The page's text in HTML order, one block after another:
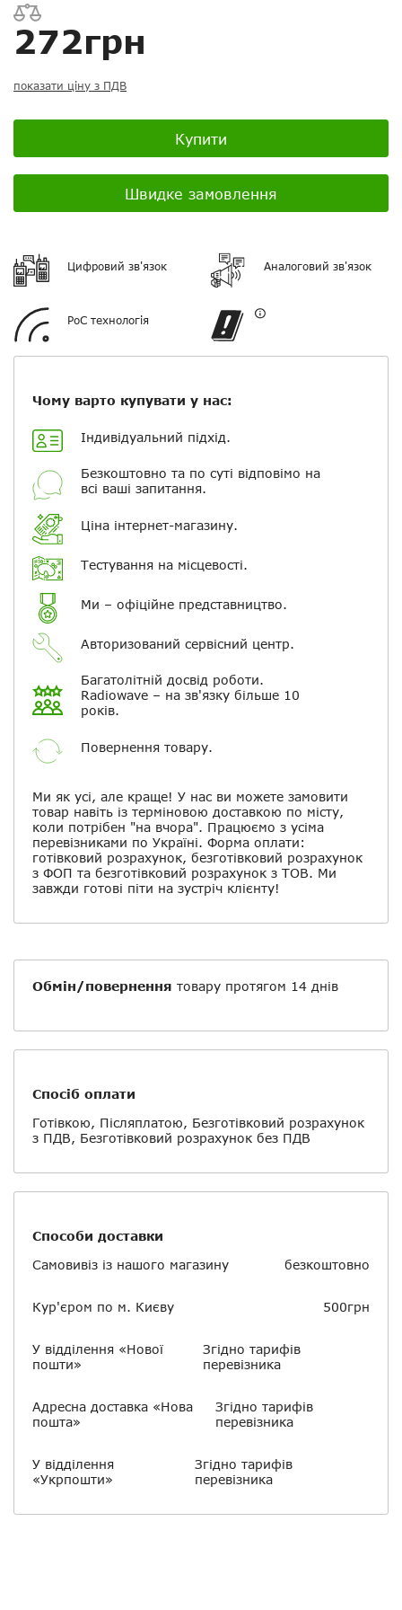
272грн
показати ціну з ПДВ
Купити
Швидке замовлення
Цифровий зв'язок Аналоговий зв'язок
PoC технологія
Чому варто купувати у нас:
Індивідуальний підхід.
Безкоштовно та по суті відповімо на
всі ваші запитання.
Ціна інтернет-магазину.
Тестування на місцевості.
Ми – офіційне представництво.
Авторизований сервісний центр.
Багатолітній досвід роботи.
Radiowave – на зв'язку більше 10
років.
Повернення товару.
Ми як усі, але краще! У нас ви можете замовити
товар навіть із терміновою доставкою по місту,
коли потрібен "на вчора". Працюємо з усіма
перевізниками по Україні. Форма оплати:
готівковий розрахунок, безготівковий розрахунок
з ФОП та безготівковий розрахунок з ТОВ. Ми
завжди готові піти на зустріч клієнту!
Обмін/повернення товару протягом 14 днів
Спосіб оплати
Готівкою, Післяплатою, Безготівковий розрахунок
з ПДВ, Безготівковий розрахунок без ПДВ
Способи доставки
Самовивіз із нашого магазину
безкоштовно
Кур'єром по м. Києву 500грн
У відділення «Нової
пошти»
Згідно тарифів
перевізника
Адресна доставка «Нова
пошта»
Згідно тарифів
перевізника
У відділення
«Укрпошти»
Згідно тарифів
перевізника
Ваш відгук:
Посилання на відео з Youtube:
Додати фотографії
+ Вибрати файли
Електронна пошта
електронній пошті
Скасувати Залишити відгук